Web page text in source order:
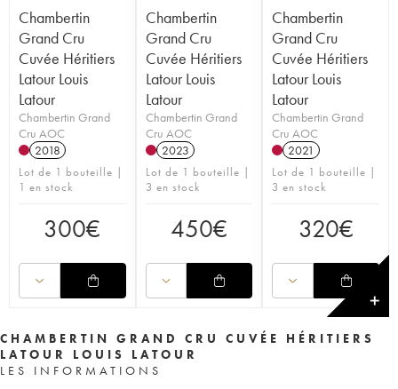
Chambertin
Grand Cru
Cuvée Héritiers
Latour Louis
Latour
Chambertin Grand
Cru AOC
2018
Lot de 1 bouteille |
1 en stock
300€
Chambertin
Grand Cru
Cuvée Héritiers
Latour Louis
Latour
Chambertin Grand
Cru AOC
2023
Lot de 1 bouteille |
3 en stock
450€
Chambertin
Grand Cru
Cuvée Héritiers
Latour Louis
Latour
Chambertin Grand
Cru AOC
2021
Lot de 1 bouteille |
3 en stock
320€
✕
CHAMBERTIN GRAND CRU CUVÉE HÉRITIERS
LATOUR LOUIS LATOUR
LES INFORMATIONS